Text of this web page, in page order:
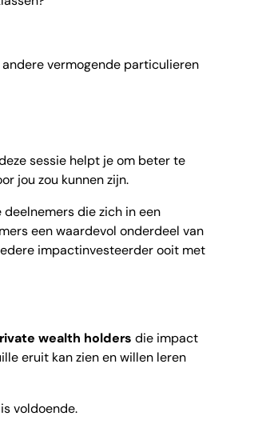
vermogende particulieren
sessie helpt je om beter te
jou zou kunnen zijn.
die zich in een
een waardevol onderdeel van
impactinvesteerder ooit met
wealth holders die impact
eruit kan zien en willen leren
voldoende.